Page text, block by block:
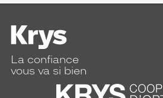
La confiance
vous va si bien